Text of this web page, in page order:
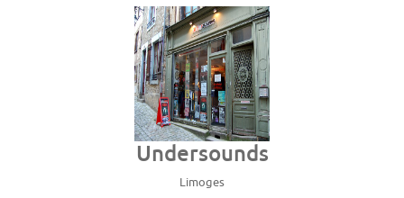
Undersounds
Limoges